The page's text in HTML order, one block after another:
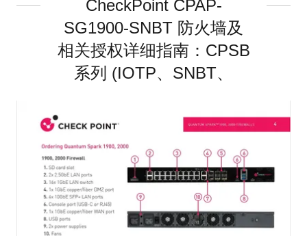
CheckPoint CPAP-
SG1900-SNBT 防火墙及
相关授权详细指南：CPSB
系列 (IOTP、SNBT、